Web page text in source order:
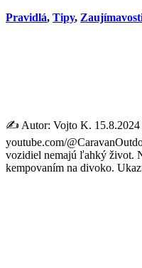
Pravidlá, Tipy,
✍️ Autor: Vojto K. 15.8.2024
youtube.com/
vozidiel nemajú ľahký život.
kempovaním na divoko.